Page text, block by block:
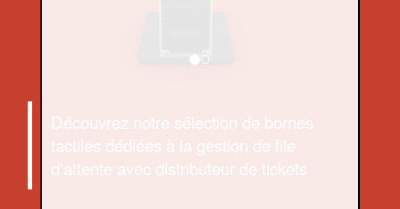
Découvrez notre sélection de bornes
tactiles dédiées à la gestion de file
d'attente avec distributeur de tickets